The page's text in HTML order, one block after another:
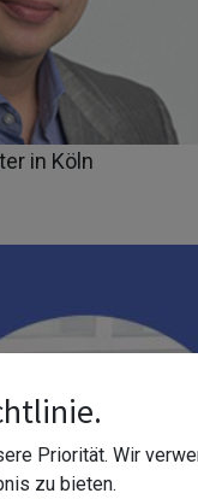
in Köln
Priorität. Wir
zu bieten.